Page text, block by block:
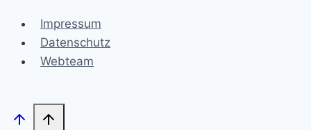
Impressum
Datenschutz
Webteam